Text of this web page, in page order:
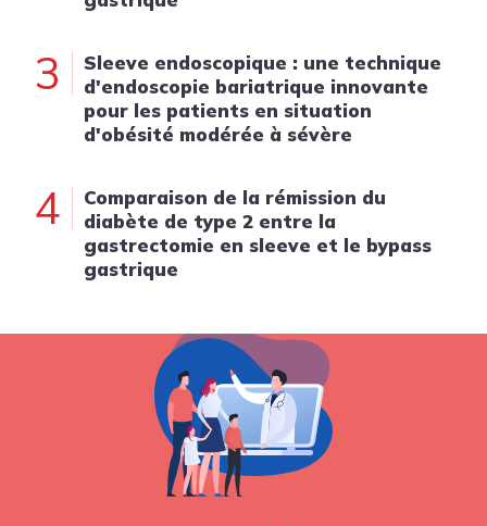
3
Sleeve endoscopique : une technique
d'endoscopie bariatrique innovante
pour les patients en situation
d'obésité modérée à sévère
4
Comparaison de la rémission du
diabète de type 2 entre la
gastrectomie en sleeve et le bypass
gastrique